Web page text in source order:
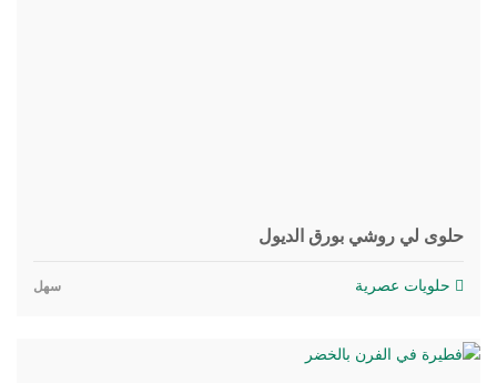
حلوى لي روشي بورق الديول
حلويات عصرية سهل